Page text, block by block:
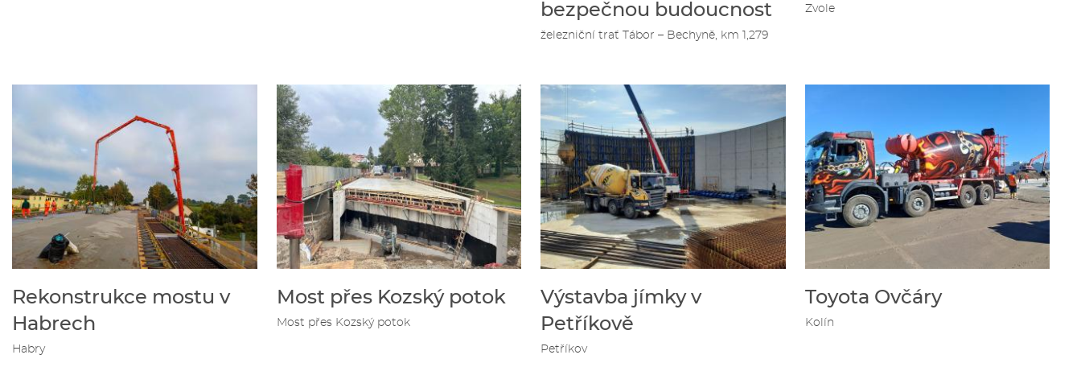
bezpečnou budoucnost
železniční trať Tábor – Bechyně, km 1,279
Zvole
Rekonstrukce mostu v
Habrech
Habry
Most přes Kozský potok
Most přes Kozský potok
Výstavba jímky v
Petříkově
Petříkov
Toyota Ovčáry
Kolín